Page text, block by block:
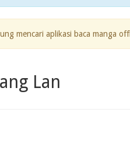
mencari aplikasi baca manga
Lan